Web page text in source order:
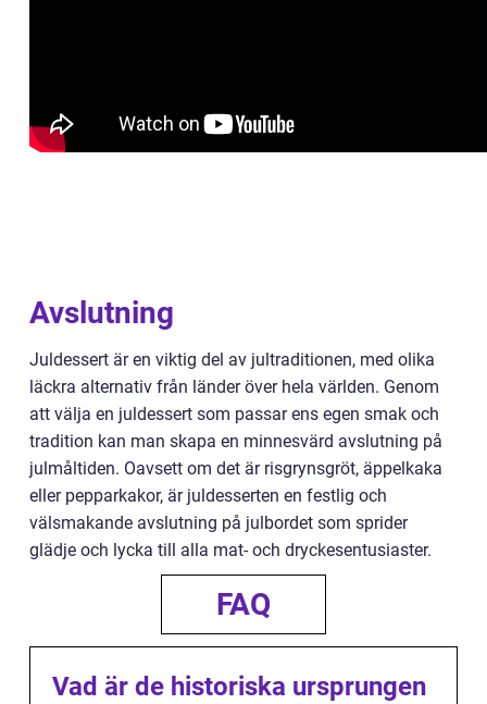
Avslutning
Juldessert är en viktig del av jultraditionen, med olika
läckra alternativ från länder över hela världen. Genom
att välja en juldessert som passar ens egen smak och
tradition kan man skapa en minnesvärd avslutning på
julmåltiden. Oavsett om det är risgrynsgröt, äppelkaka
eller pepparkakor, är juldesserten en festlig och
välsmakande avslutning på julbordet som sprider
glädje och lycka till alla mat- och dryckesentusiaster.
FAQ
Vad är de historiska ursprungen